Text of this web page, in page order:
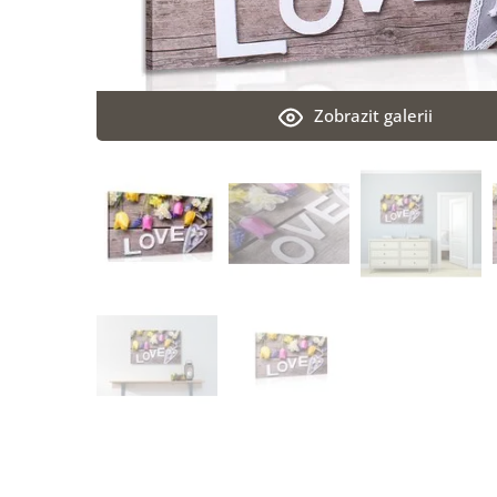
Zobrazit galerii